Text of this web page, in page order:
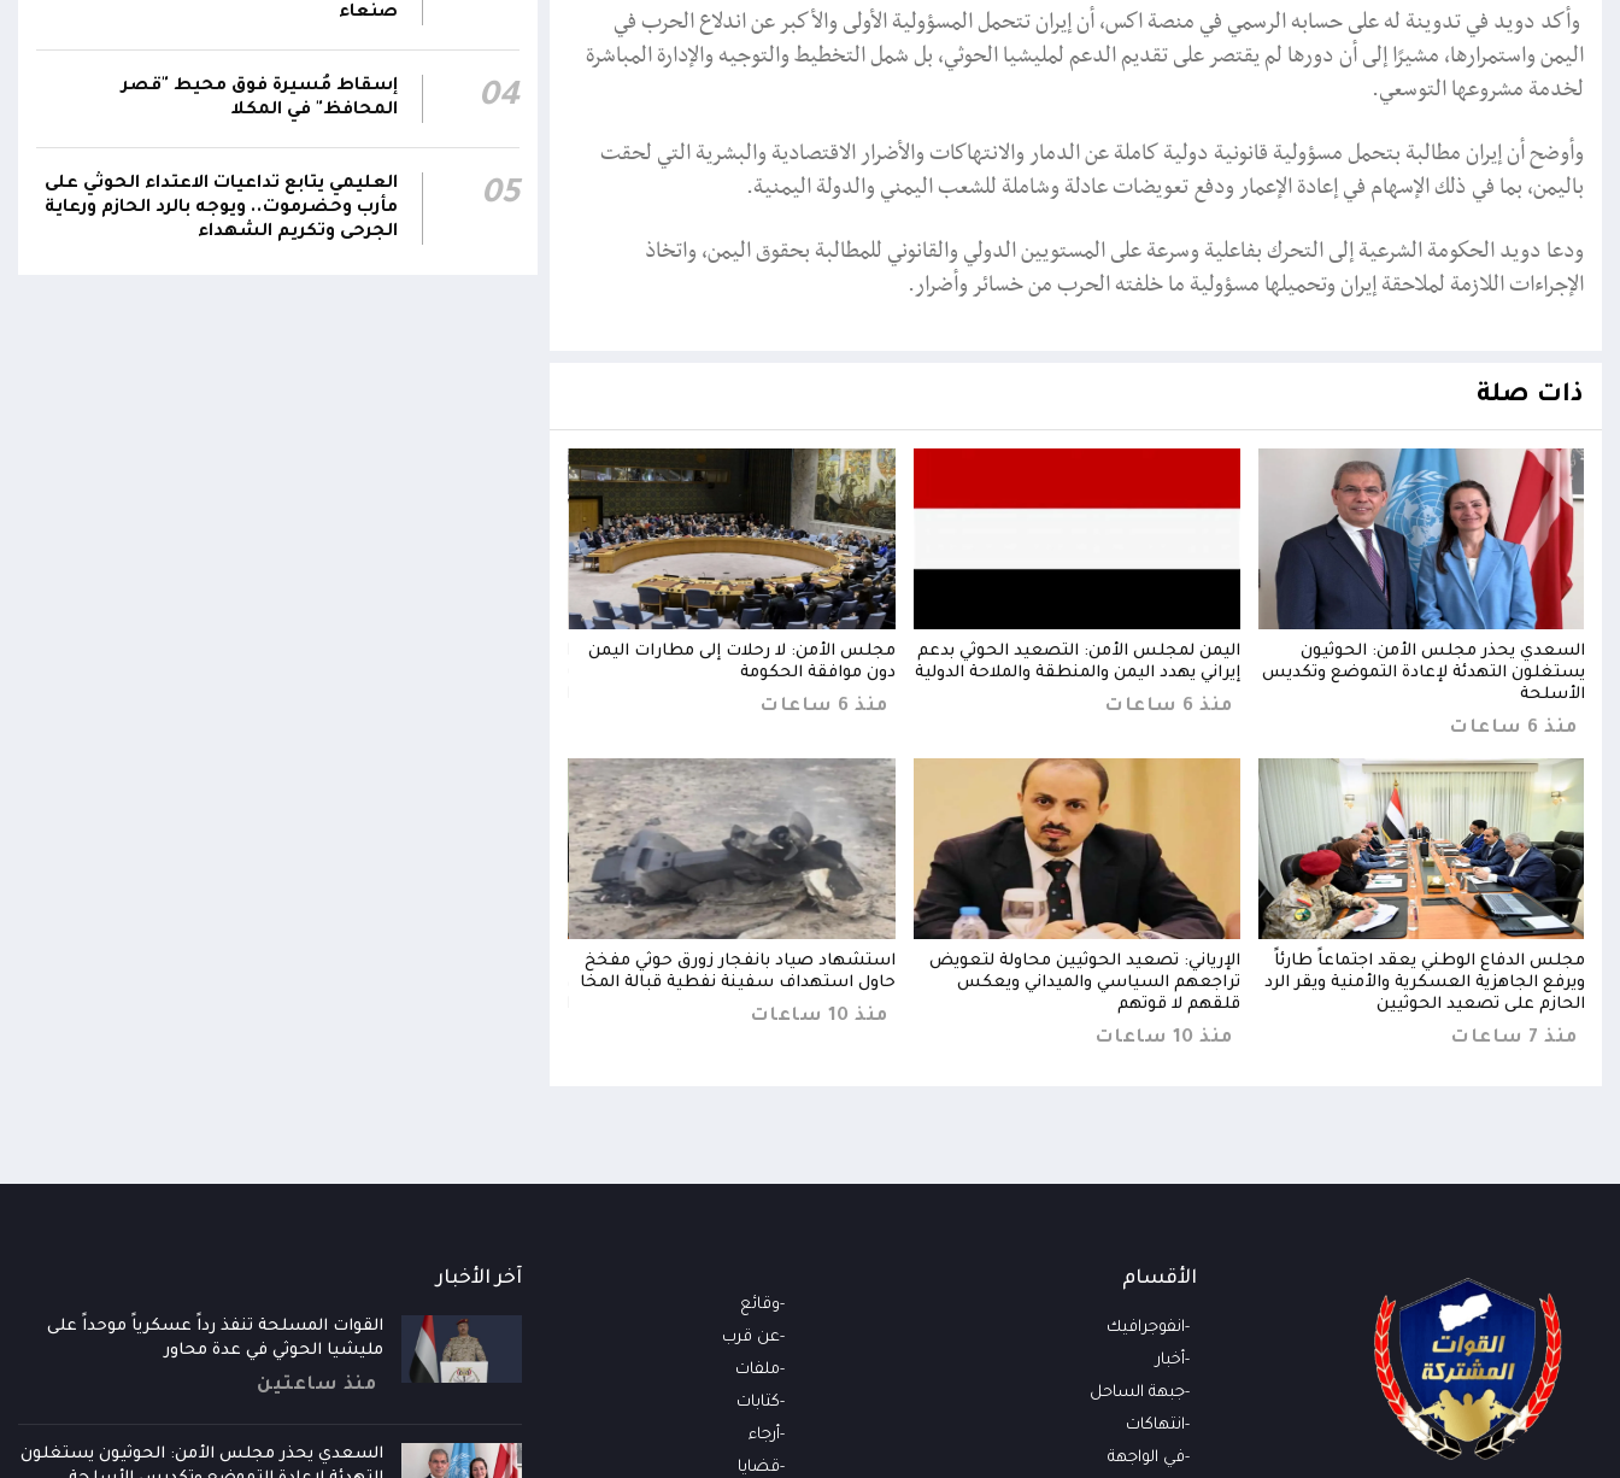
وأكد دويد في تدوينة له على حسابه الرسمي في منصة اكس، أن إيران تتحمل المسؤولية الأولى والأكبر عن اندلاع الحرب في
اليمن واستمرارها، مشيرًا إلى أن دورها لم يقتصر على تقديم الدعم لمليشيا الحوثي، بل شمل التخطيط والتوجيه والإدارة المباشرة
لخدمة مشروعها التوسعي.
وأوضح أن إيران مطالبة بتحمل مسؤولية قانونية دولية كاملة عن الدمار والانتهاكات والأضرار الاقتصادية والبشرية التي لحقت
باليمن، بما في ذلك الإسهام في إعادة الإعمار ودفع تعويضات عادلة وشاملة للشعب اليمني والدولة اليمنية.
ودعا دويد الحكومة الشرعية إلى التحرك بفاعلية وسرعة على المستويين الدولي والقانوني للمطالبة بحقوق اليمن، واتخاذ
الإجراءات اللازمة لملاحقة إيران وتحميلها مسؤولية ما خلفته الحرب من خسائر وأضرار.
ذات صلة
السعدي يحذر مجلس الأمن: الحوثيون
يستغلون التهدئة لإعادة التموضع وتكديس
الأسلحة
منذ 6 ساعات
اليمن لمجلس الأمن: التصعيد الحوثي بدعم
إيراني يهدد اليمن والمنطقة والملاحة الدولية
منذ 6 ساعات
مجلس الأمن: لا رحلات إلى مطارات اليمن
دون موافقة الحكومة
منذ 6 ساعات
مجلس الدفاع الوطني يعقد اجتماعاً طارئاً
ويرفع الجاهزية العسكرية والأمنية ويقر الرد
الحازم على تصعيد الحوثيين
منذ 7 ساعات
الإرياني: تصعيد الحوثيين محاولة لتعويض
تراجعهم السياسي والميداني ويعكس
قلقهم لا قوتهم
منذ 10 ساعات
استشهاد صياد بانفجار زورق حوثي مفخخ
حاول استهداف سفينة نفطية قبالة المخا
منذ 10 ساعات
01:12
أقر #مجلس_الدفاع_الوطني جملة من القرارات
والتوجيهات الهادفة إلى رفع مستوى الجاهزية
العسكرية والأمنية والدفاع المدني وتعزيز التنسيق
بين مؤسسات الدولة وحماية المدنيين والمنشآت
صنعاء
04
إسقاط مُسيرة فوق محيط "قصر
المحافظ" في المكلا
05
العليمي يتابع تداعيات الاعتداء الحوثي على
مأرب وحضرموت.. ويوجه بالرد الحازم ورعاية
الجرحى وتكريم الشهداء
الأقسام
انفوجرافيك
أخبار
جبهة الساحل
انتهاكات
في الواجهة
وقائع
عن قرب
ملفات
كتابات
أرجاء
قضايا
آخر الأخبار
القوات المسلحة تنفذ رداً عسكرياً موحداً على
مليشيا الحوثي في عدة محاور
منذ ساعتين
السعدي يحذر مجلس الأمن: الحوثيون يستغلون